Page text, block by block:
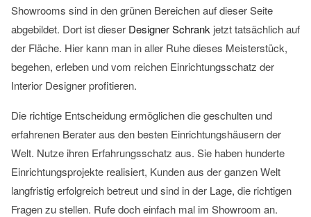
YouTube
immer
Showrooms sind in den grünen Bereichen auf dieser Seite
abgebildet. Dort ist dieser Designer Schrank jetzt tatsächlich auf
der Fläche. Hier kann man in aller Ruhe dieses Meisterstück,
begehen, erleben und vom reichen Einrichtungsschatz der
Interior Designer profitieren.
Die richtige Entscheidung ermöglichen die geschulten und
erfahrenen Berater aus den besten Einrichtungshäusern der
Welt. Nutze ihren Erfahrungsschatz aus. Sie haben hunderte
Einrichtungsprojekte realisiert, Kunden aus der ganzen Welt
langfristig erfolgreich betreut und sind in der Lage, die richtigen
Fragen zu stellen. Rufe doch einfach mal im Showroom an.